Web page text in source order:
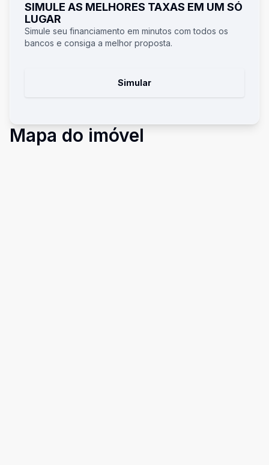
SIMULE AS MELHORES TAXAS EM UM SÓ
LUGAR
Simule seu financiamento em minutos com todos os
bancos e consiga a melhor proposta.
Simular
Mapa do imóvel